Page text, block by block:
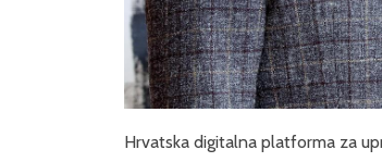
Hrvatska digitalna platforma za